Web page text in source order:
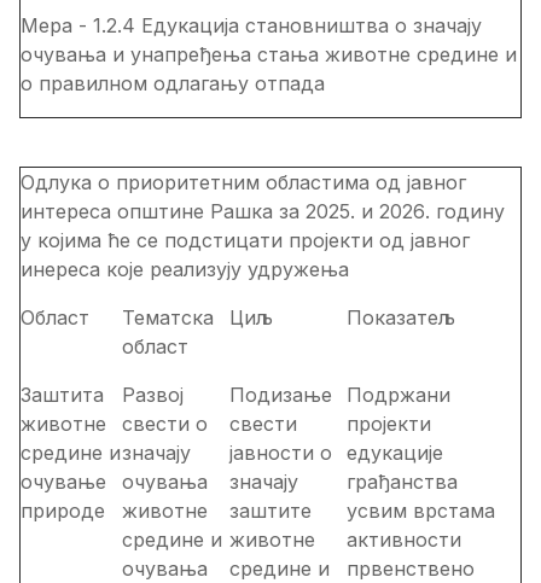
Мера - 1.2.4 Едукација становништва о значају
очувања и унапређења стања животне средине и
о правилном одлагању отпада
Одлука о приоритетним областима од јавног
интереса општине Рашка за 2025. и 2026. годину
у којима ће се подстицати пројекти од јавног
инереса које реализују удружења
Област
Тематска
област
Циљ Показатељ
Заштита
животне
средине и
очување
природе
Развој
свести о
значају
очувања
животне
средине и
очувања
Подизање
свести
јавности о
значају
заштите
животне
средине и
Подржани
пројекти
едукације
грађанства
усвим врстама
активности
првенствено